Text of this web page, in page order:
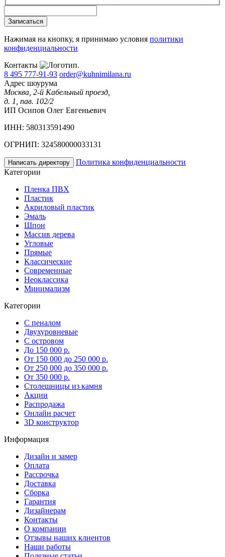
Записаться
Нажимая на кнопку, я принимаю условия политики
конфиденциальности
Контакты
8 495 777-91-93 order@kuhnimilana.ru
Адрес шоурума
Москва, 2-й Кабельный проезд,
д. 1, пав. 102/2
ИП Осипов Олег Евгеньевич
ИНН: 580313591490
ОГРНИП: 324580000033131
Написать директору
Политика конфиденциальности
Категории
Пленка ПВХ
Пластик
Акриловый пластик
Эмаль
Шпон
Массив дерева
Угловые
Прямые
Классические
Современные
Неоклассика
Минимализм
Категории
С пеналом
Двухуровневые
С островом
До 150 000 р.
От 150 000 до 250 000 р.
От 250 000 до 350 000 р.
От 350 000 р.
Столешницы из камня
Акции
Распродажа
Онлайн расчет
3D конструктор
Информация
Дизайн и замер
Оплата
Рассрочка
Доставка
Сборка
Гарантия
Дизайнерам
Контакты
О компании
Отзывы наших клиентов
Наши работы